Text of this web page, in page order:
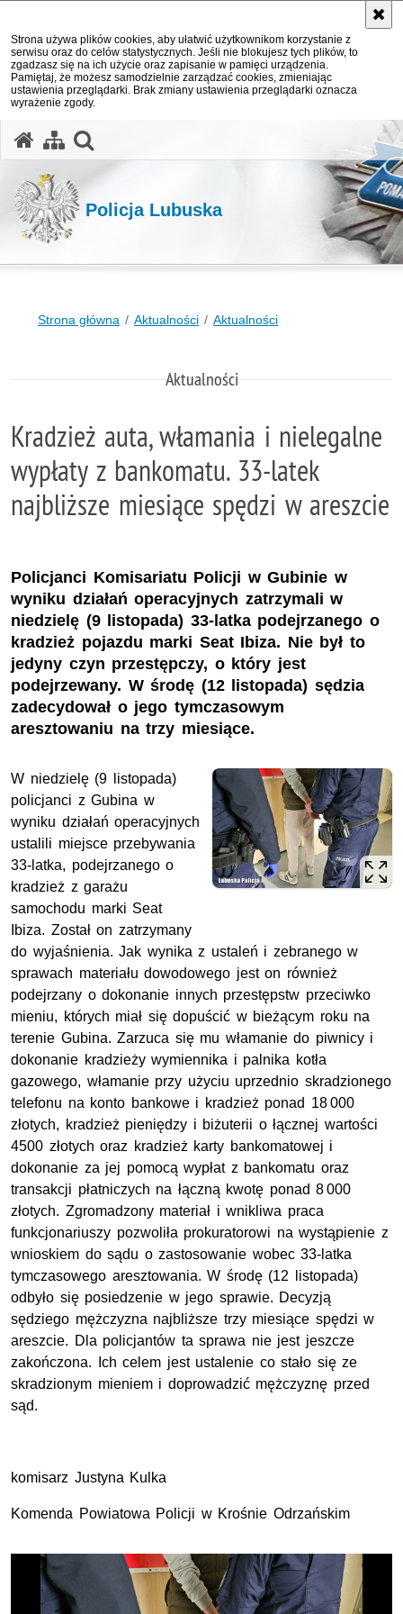
Strona używa plików cookies, aby ułatwić użytkownikom korzystanie z
serwisu oraz do celów statystycznych. Jeśli nie blokujesz tych plików, to
zgadzasz się na ich użycie oraz zapisanie w pamięci urządzenia.
Pamiętaj, że możesz samodzielnie zarządzać cookies, zmieniając
ustawienia przeglądarki. Brak zmiany ustawienia przeglądarki oznacza
wyrażenie zgody.
Policja Lubuska
Strona główna Aktualności Aktualności
Aktualności
Kradzież auta, włamania i nielegalne
wypłaty z bankomatu. 33-latek
najbliższe miesiące spędzi w areszcie
Policjanci Komisariatu Policji w Gubinie w
wyniku działań operacyjnych zatrzymali w
niedzielę (9 listopada) 33-latka podejrzanego o
kradzież pojazdu marki Seat Ibiza. Nie był to
jedyny czyn przestępczy, o który jest
podejrzewany. W środę (12 listopada) sędzia
zadecydował o jego tymczasowym
aresztowaniu na trzy miesiące.
W niedzielę (9 listopada)
policjanci z Gubina w
wyniku działań operacyjnych
ustalili miejsce przebywania
33-latka, podejrzanego o
kradzież z garażu
samochodu marki Seat
Ibiza. Został on zatrzymany
do wyjaśnienia. Jak wynika z ustaleń i zebranego w
sprawach materiału dowodowego jest on również
podejrzany o dokonanie innych przestępstw przeciwko
mieniu, których miał się dopuścić w bieżącym roku na
terenie Gubina. Zarzuca się mu włamanie do piwnicy i
dokonanie kradzieży wymiennika i palnika kotła
gazowego, włamanie przy użyciu uprzednio skradzionego
telefonu na konto bankowe i kradzież ponad 18 000
złotych, kradzież pieniędzy i biżuterii o łącznej wartości
4500 złotych oraz kradzież karty bankomatowej i
dokonanie za jej pomocą wypłat z bankomatu oraz
transakcji płatniczych na łączną kwotę ponad 8 000
złotych. Zgromadzony materiał i wnikliwa praca
funkcjonariuszy pozwoliła prokuratorowi na wystąpienie z
wnioskiem do sądu o zastosowanie wobec 33-latka
tymczasowego aresztowania. W środę (12 listopada)
odbyło się posiedzenie w jego sprawie. Decyzją
sędziego mężczyzna najbliższe trzy miesiące spędzi w
areszcie. Dla policjantów ta sprawa nie jest jeszcze
zakończona. Ich celem jest ustalenie co stało się ze
skradzionym mieniem i doprowadzić mężczyznę przed
sąd.
komisarz Justyna Kulka
Komenda Powiatowa Policji w Krośnie Odrzańskim